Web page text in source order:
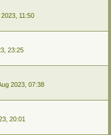
11:50
23:25
2023, 07:38
20:01